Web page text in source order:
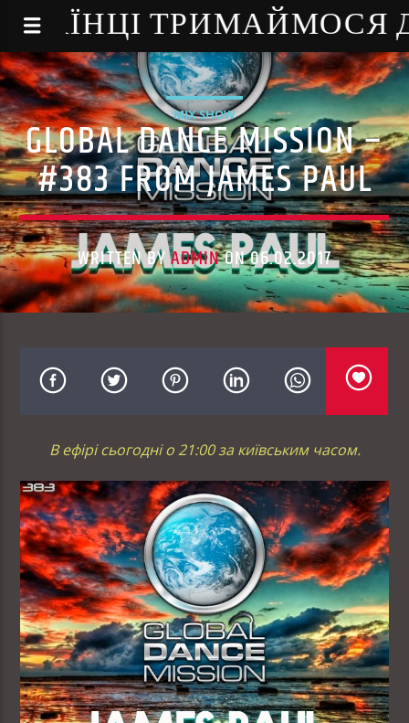
- УКРАЇНЦІ
MIX SHOW
GLOBAL DANCE MISSION –
#383 FROM JAMES PAUL
WRITTEN BYADMINON 06.02.2017
В ефірі сьогодні о 21:00 за київським часом.